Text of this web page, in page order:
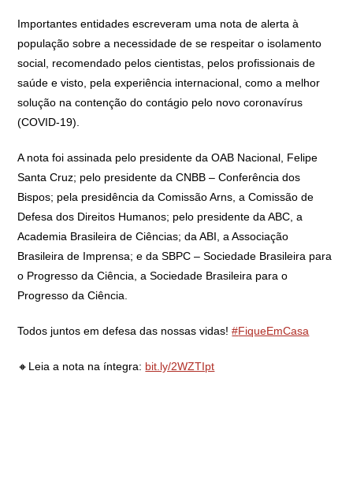
Importantes entidades escreveram uma nota de alerta à
população sobre a necessidade de se respeitar o isolamento
social, recomendado pelos cientistas, pelos profissionais de
saúde e visto, pela experiência internacional, como a melhor
solução na contenção do contágio pelo novo coronavírus
(COVID-19).
A nota foi assinada pelo presidente da OAB Nacional, Felipe
Santa Cruz; pelo presidente da CNBB – Conferência dos
Bispos; pela presidência da Comissão Arns, a Comissão de
Defesa dos Direitos Humanos; pelo presidente da ABC, a
Academia Brasileira de Ciências; da ABI, a Associação
Brasileira de Imprensa; e da SBPC – Sociedade Brasileira para
o Progresso da Ciência, a Sociedade Brasileira para o
Progresso da Ciência.
Todos juntos em defesa das nossas vidas!#FiqueEmCasa
🔸 Leia a nota na íntegra: bit.ly/2WZTIpt